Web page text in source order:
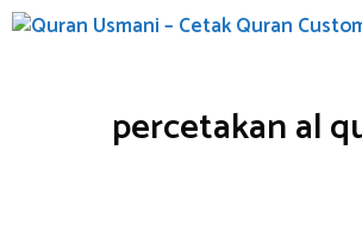
Skip
percetakan al